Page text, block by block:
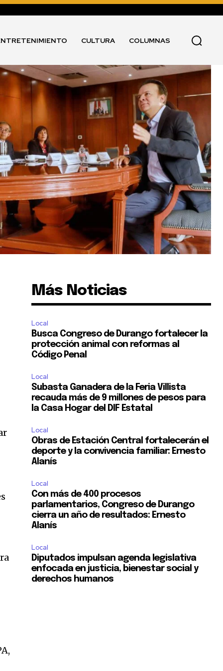
CULTURA COLUMNAS
Más Noticias
Local
Busca Congreso de Durango fortalecer la
protección animal con reformas al
Código Penal
Local
Subasta Ganadera de la Feria Villista
recauda más de 9 millones de pesos para
la Casa Hogar del DIF Estatal
Local
Obras de Estación Central fortalecerán el
deporte y la convivencia familiar: Ernesto
Alanís
Local
Con más de 400 procesos
parlamentarios, Congreso de Durango
cierra un año de resultados: Ernesto
Alanís
Local
Diputados impulsan agenda legislativa
enfocada en justicia, bienestar social y
derechos humanos